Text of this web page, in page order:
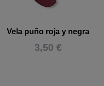
Vela puño roja y negra
3,50 €